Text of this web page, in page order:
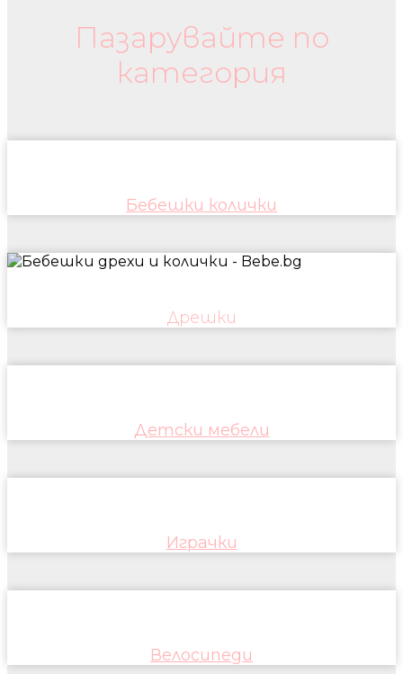
Пазарувайте по
категория
Бебешки колички
Дрешки
Детски мебели
Играчки
Велосипеди